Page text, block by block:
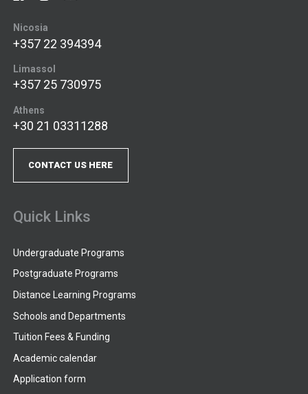
Nicosia
+357 22 394394
Limassol
+357 25 730975
Athens
+30 21 03311288
CONTACT US HERE
Quick Links
Undergraduate Programs
Postgraduate Programs
Distance Learning Programs
Schools and Departments
Tuition Fees & Funding
Academic calendar
Application form